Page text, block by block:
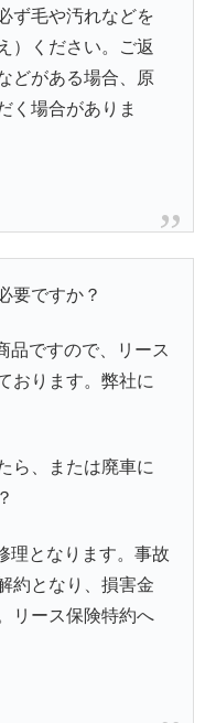
ず毛や汚れなどを
）ください。ご返
どがある場合、原
く場合がありま
要ですか？
品ですので、リース
おります。弊社に
ら、または廃車に
理となります。事故
約となり、損害金
リース保険特約へ